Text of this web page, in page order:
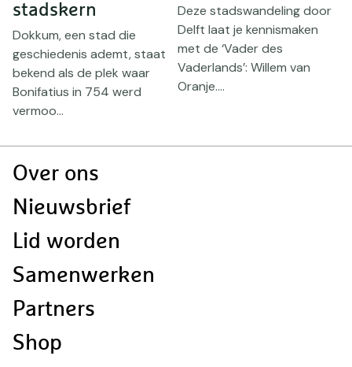
stadskern
Dokkum, een stad die
geschiedenis ademt, staat
bekend als de plek waar
Bonifatius in 754 werd
vermoo...
Deze stadswandeling door
Delft laat je kennismaken
met de ‘Vader des
Vaderlands’: Willem van
Oranje....
Doormat
Over ons
Nieuwsbrief
Lid worden
Samenwerken
Partners
Shop